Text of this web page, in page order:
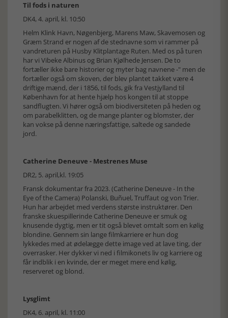
Til fods i naturen
DK4, 4. april, kl. 10:50
Helm Klink Havn, Nøgenbjerg, Marens Maw, Skavemosen og
Græm Strand er nogen af de stednavne som vi rammer på
vandreturen på Husby Klitplantage Ruten. Med os på turen
har vi Vibeke Albinus og Brian Kjølhede Jensen. De to
fortæller ikke bare historier og myter bag navnene -" men de
fortæller også om skoven, der blev plantet takket være 4
driftige mænd, der i 1856, til fods, gik fra Vestjylland til
København for at hente hjælp hos kongen til at stoppe
sandflugten. Vi hører også om biodiversiteten på heden og
om parabelklitten, og de mange planter og blomster, der
kan vokse på denne næringsfattige, saltede og sandede
jord.
Catherine Deneuve - Mestrenes Muse
DR2, 5. april,kl. 19:05
Fransk dokumentar fra 2023. (Catherine Deneuve - In the
Eye of the Camera) Polanski, Buñuel, Truffaut og von Trier.
Hun har arbejdet med verdens største instruktører. Den
franske skuespillerinde Catherine Deneuve er smuk og
knusende dygtig, men er tit også blevet omtalt som en kølig
blondine. Gennem sin lange filmkarriere er hun dog
lykkedes med at ødelægge dette image ved at lave ting, der
overrasker. Her dykker vi ned i filmikonets liv og karriere og
får indblik i en kvinde, der er meget mere end kølig,
reserveret og blond.
Lysglimt
DK4, 6. april, kl. 11:00